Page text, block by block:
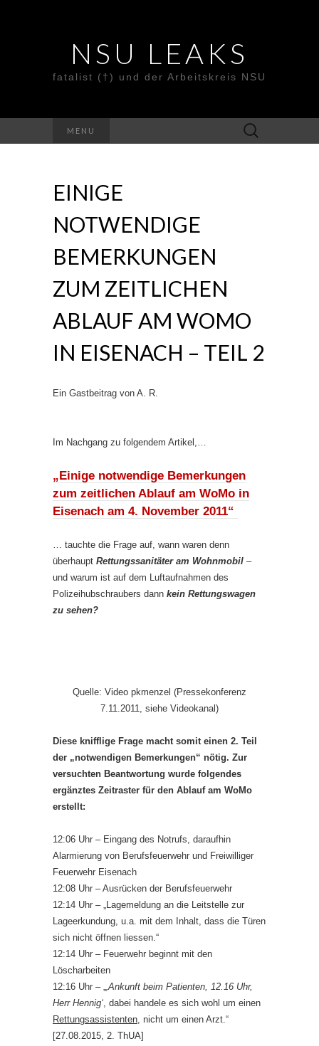
NSU LEAKS
fatalist (†) und der Arbeitskreis NSU
MENU
Suche
nach:
EINIGE
NOTWENDIGE
BEMERKUNGEN
ZUM ZEITLICHEN
ABLAUF AM WOMO
IN EISENACH – TEIL 2
Ein Gastbeitrag von A. R.
Im Nachgang zu folgendem Artikel,…
„Einige notwendige Bemerkungen
zum zeitlichen Ablauf am WoMo in
Eisenach am 4. November 2011“
… tauchte die Frage auf, wann waren denn
überhaupt Rettungssanitäter am Wohnmobil –
und warum ist auf dem Luftaufnahmen des
Polizeihubschraubers dann kein Rettungswagen
zu sehen?
Quelle: Video pkmenzel (Pressekonferenz
7.11.2011, siehe Videokanal)
Diese knifflige Frage macht somit einen 2. Teil
der „notwendigen Bemerkungen“ nötig. Zur
versuchten Beantwortung wurde folgendes
ergänztes Zeitraster für den Ablauf am WoMo
erstellt:
12:06 Uhr – Eingang des Notrufs, daraufhin
Alarmierung von Berufsfeuerwehr und Freiwilliger
Feuerwehr Eisenach
12:08 Uhr – Ausrücken der Berufsfeuerwehr
12:14 Uhr – „Lagemeldung an die Leitstelle zur
Lageerkundung, u.a. mit dem Inhalt, dass die Türen
sich nicht öffnen liessen.“
12:14 Uhr – Feuerwehr beginnt mit den
Löscharbeiten
12:16 Uhr – „‚Ankunft beim Patienten, 12.16 Uhr,
Herr Hennig‘, dabei handele es sich wohl um einen
Rettungsassistenten, nicht um einen Arzt.“
[27.08.2015, 2. ThUA]